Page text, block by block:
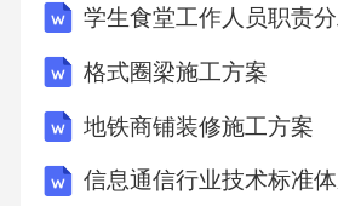
各执一份，具有同等法律效
学生食堂工作人员职责
格式圈梁施工方案
地铁商铺装修施工方案